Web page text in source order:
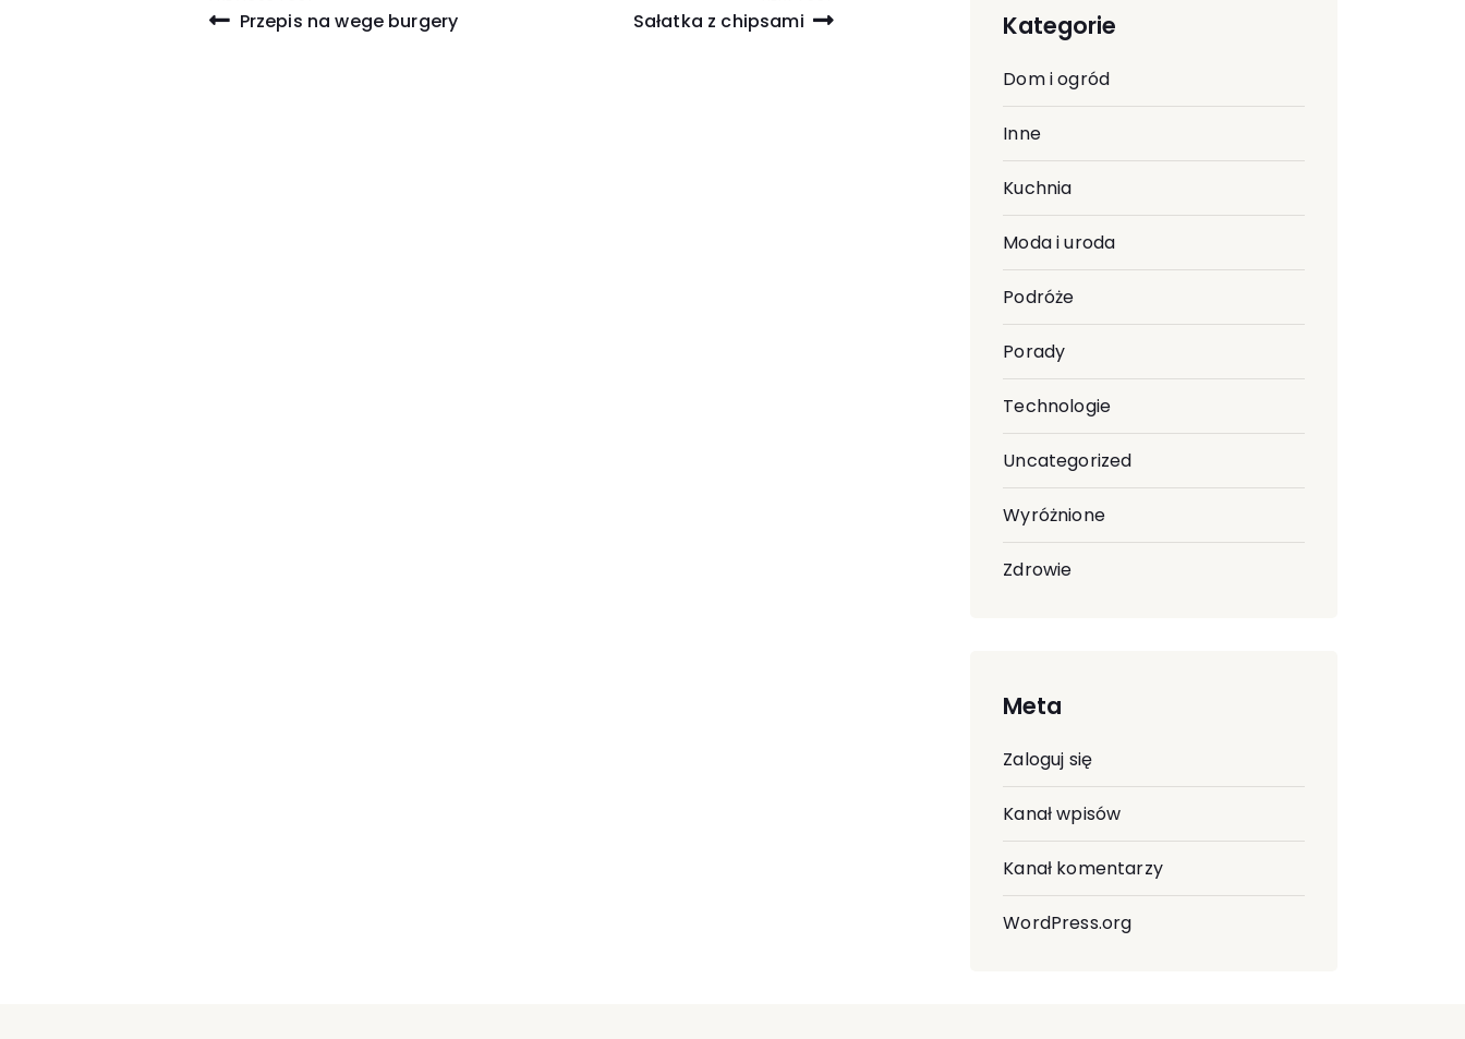
Przepis na wege burgery Sałatka z chipsami Kategorie
Dom i ogród
Inne
Kuchnia
Moda i uroda
Podróże
Porady
Technologie
Uncategorized
Wyróżnione
Zdrowie
Meta
Zaloguj się
Kanał wpisów
Kanał komentarzy
WordPress.org